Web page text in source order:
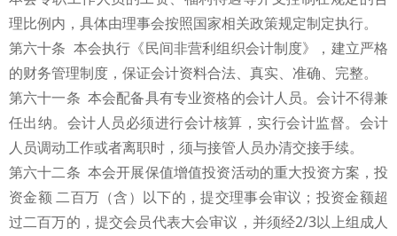
理比例内，具体由理事会按照国家相关政策规定制定执行。
第六十条 本会执行《民间非营利组织会计制度》，建立严格
的财务管理制度，保证会计资料合法、真实、准确、完整。
第六十一条 本会配备具有专业资格的会计人员。会计不得兼
任出纳。会计人员必须进行会计核算，实行会计监督。会计
人员调动工作或者离职时，须与接管人员办清交接手续。
第六十二条 本会开展保值增值投资活动的重大投资方案，投
资金额 二百万（含）以下的，提交理事会审议；投资金额超
过二百万的，提交会员代表大会审议，并须经2/3以上组成人